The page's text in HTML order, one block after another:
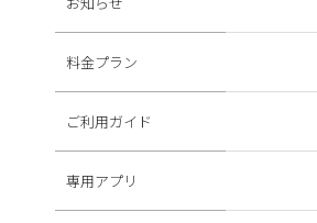
料金プラン
ご利用ガイド
専用アプリ